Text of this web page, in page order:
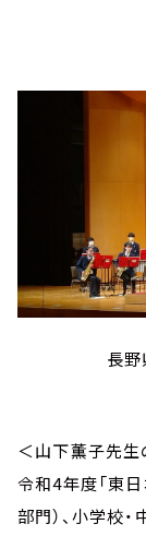
長野
＜山下薫子先生
令和4年度「東
部門）、小学校